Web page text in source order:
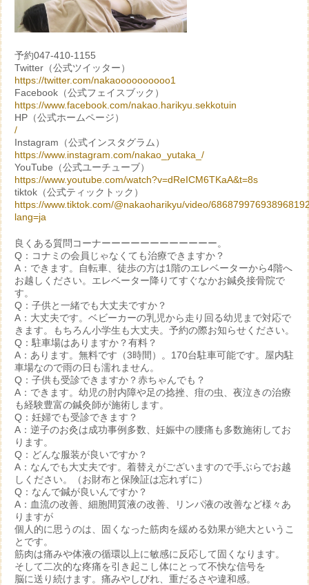
予約047-410-1155
Twitter（公式ツイッター）
https://twitter.com/nakaoooooooooo1
Facebook（公式フェイスブック）
https://www.facebook.com/nakao.harikyu.sekkotuin
HP（公式ホームページ）
/
Instagram（公式インスタグラム）
https://www.instagram.com/nakao_yutaka_/
YouTube（公式ユーチューブ）
https://www.youtube.com/watch?v=dReICM6TKaA&t=8s
tiktok（公式ティックトック）
https://www.tiktok.com/@nakaoharikyu/video/
lang=ja
良くある質問コーナーーーーーーーーーーーー。
Q：コナミの会員じゃなくても治療できますか？
A：できます。自転車、徒歩の方は1階のエレベーターから4階へ
お越しください。エレベーター降りてすぐなかお鍼灸接骨院で
す。
Q：子供と一緒でも大丈夫ですか？
A：大丈夫です。ベビーカーの乳児から走り回る幼児まで対応で
きます。もちろん小学生も大丈夫。予約の際お知らせください。
Q：駐車場はありますか？有料？
A：あります。無料です（3時間）。170台駐車可能です。屋内駐
車場なので雨の日も濡れません。
Q：子供も受診できますか？赤ちゃんでも？
A：できます。幼児の肘内障や足の捻挫、疳の虫、夜泣きの治療
も経験豊富の鍼灸師が施術します。
Q：妊婦でも受診できます？
A：逆子のお灸は成功事例多数、妊娠中の腰痛も多数施術してお
ります。
Q：どんな服装が良いですか？
A：なんでも大丈夫です。着替えがございますので手ぶらでお越
しください。（お財布と保険証は忘れずに）
Q：なんで鍼が良いんですか？
A：血流の改善、細胞間質液の改善、リンパ液の改善など様々あ
りますが
個人的に思うのは、固くなった筋肉を緩める効果が絶大というこ
とです。
筋肉は痛みや体液の循環以上に敏感に反応して固くなります。
そして二次的な疼痛を引き起こし体にとって不快な信号を
脳に送り続けます。痛みやしびれ、重だるさや違和感。